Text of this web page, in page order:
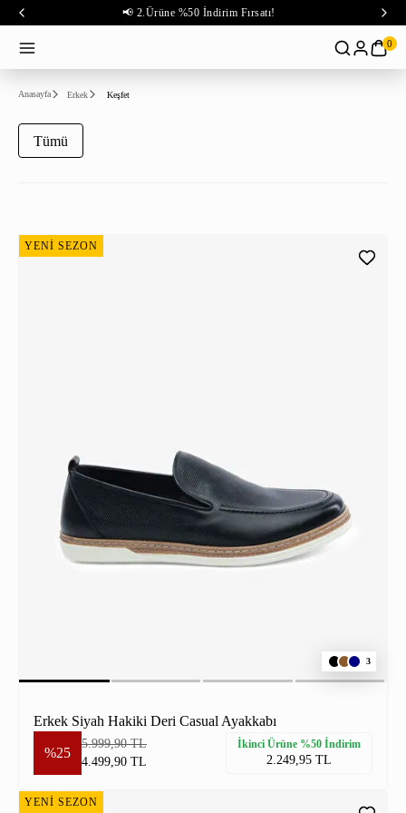
📢 2.Ürüne %50 İndirim Fırsatı!
0
Anasayfa Erkek Keşfet
Tümü
YENİ SEZON
3
Erkek Siyah Hakiki Deri Casual Ayakkabı
%25
5.999,90 TL
4.499,90 TL
İkinci Ürüne %50 İndirim
2.249,95 TL
YENİ SEZON